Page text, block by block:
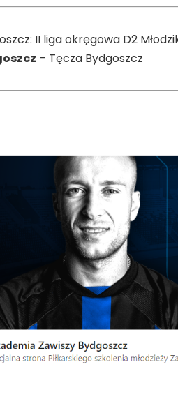
II liga okręgowa D2
– Tęcza Bydgoszcz